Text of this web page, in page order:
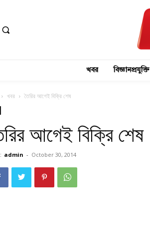
খবর বিজ্ঞানপ্রযুক্তি
খবর তৈরির আগেই বিক্রি শেষ
আগেই বিক্রি শেষ
admin - October 30, 2014